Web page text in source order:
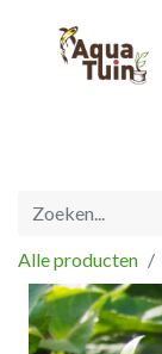
Alle producten